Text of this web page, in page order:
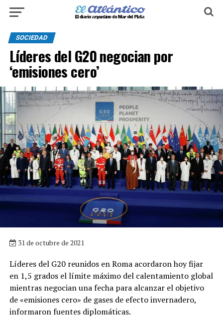
SOCIEDAD
Líderes del G20 negocian por
‘emisiones cero’
31 de octubre de 2021
Líderes del G20 reunidos en Roma acordaron hoy fijar
en 1,5 grados el límite máximo del calentamiento global
mientras negocian una fecha para alcanzar el objetivo
de «emisiones cero» de gases de efecto invernadero,
informaron fuentes diplomáticas.